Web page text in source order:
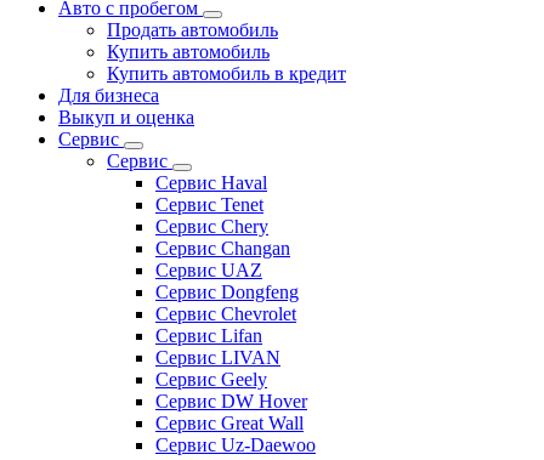
Авто с пробегом
Продать автомобиль
Купить автомобиль
Купить автомобиль в кредит
Для бизнеса
Выкуп и оценка
Сервис
Сервис
Сервис Haval
Сервис Tenet
Сервис Chery
Сервис Changan
Сервис UAZ
Сервис Dongfeng
Сервис Chevrolet
Сервис Lifan
Сервис LIVAN
Сервис Geely
Сервис DW Hover
Сервис Great Wall
Сервис Uz-Daewoo